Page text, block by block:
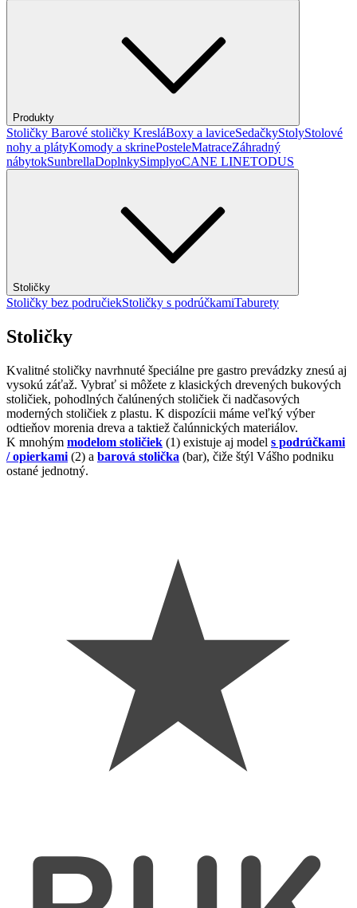
Produkty
Stoličky Barové stoličky KresláBoxy a laviceSedačkyStolyStolové
nohy a plátyKomody a skrinePosteleMatraceZáhradný
nábytokSunbrellaDoplnkySimplyoCANE LINETODUS
Stoličky
Stoličky bez područiekStoličky s podrúčkamiTaburety
Stoličky
Kvalitné stoličky navrhnuté špeciálne pre gastro prevádzky znesú aj
vysokú záťaž. Vybrať si môžete z klasických drevených bukových
stoličiek, pohodlných čalúnených stoličiek či nadčasových
moderných stoličiek z plastu. K dispozícii máme veľký výber
odtieňov morenia dreva a taktiež čalúnnických materiálov.
K mnohým modelom stoličiek (1) existuje aj model s podrúčkami
/ opierkami (2) a barová stolička (bar), čiže štýl Vášho podniku
ostané jednotný.